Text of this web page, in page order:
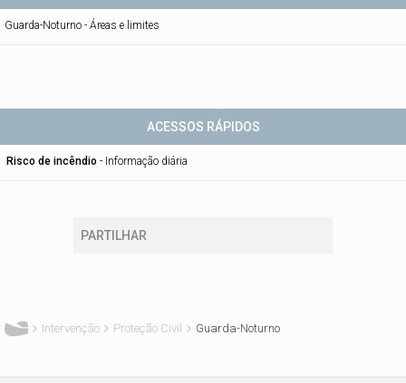
Guarda-Noturno - Áreas e limites
ACESSOS RÁPIDOS
Risco de incêndio - Informação diária
PARTILHAR
Intervenção Proteção Civil Guarda-Noturno